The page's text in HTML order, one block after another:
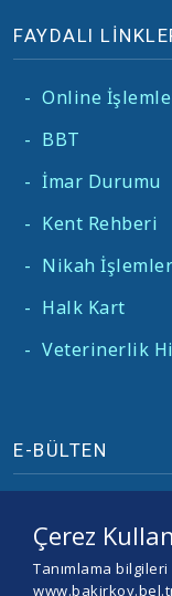
FAYDALI
- Online
- BBT
- İmar Durumu
- Kent Rehberi
- Nikah
- Halk Kart
- Veterinerlik
E-BÜLTEN
Çerez
Tanımlama